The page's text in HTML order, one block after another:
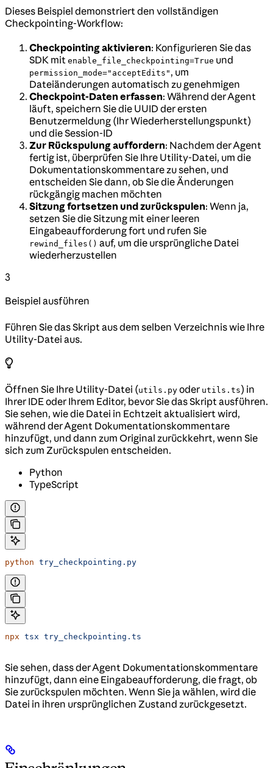
Dieses Beispiel demonstriert den vollständigen
Checkpointing-Workflow:
Checkpointing aktivieren: Konfigurieren Sie das
SDK mit enable_file_checkpointing=True und
permission_mode="acceptEdits" , um
Dateiänderungen automatisch zu genehmigen
Checkpoint-Daten erfassen: Während der Agent
läuft, speichern Sie die UUID der ersten
Benutzermeldung (Ihr Wiederherstellungspunkt)
und die Session-ID
Zur Rückspulung auffordern: Nachdem der Agent
fertig ist, überprüfen Sie Ihre Utility-Datei, um die
Dokumentationskommentare zu sehen, und
entscheiden Sie dann, ob Sie die Änderungen
rückgängig machen möchten
Sitzung fortsetzen und zurückspulen: Wenn ja,
setzen Sie die Sitzung mit einer leeren
Eingabeaufforderung fort und rufen Sie
rewind_files() auf, um die ursprüngliche Datei
wiederherzustellen
3
Beispiel ausführen
Führen Sie das Skript aus dem selben Verzeichnis wie Ihre
Utility-Datei aus.
Öffnen Sie Ihre Utility-Datei (utils.py oder utils.ts) in
Ihrer IDE oder Ihrem Editor, bevor Sie das Skript ausführen.
Sie sehen, wie die Datei in Echtzeit aktualisiert wird,
während der Agent Dokumentationskommentare
hinzufügt, und dann zum Original zurückkehrt, wenn Sie
sich zum Zurückspulen entscheiden.
Python
TypeScript
python try_checkpointing.py
npx tsx try_checkpointing.ts
Sie sehen, dass der Agent Dokumentationskommentare
hinzufügt, dann eine Eingabeaufforderung, die fragt, ob
Sie zurückspulen möchten. Wenn Sie ja wählen, wird die
Datei in ihren ursprünglichen Zustand zurückgesetzt.